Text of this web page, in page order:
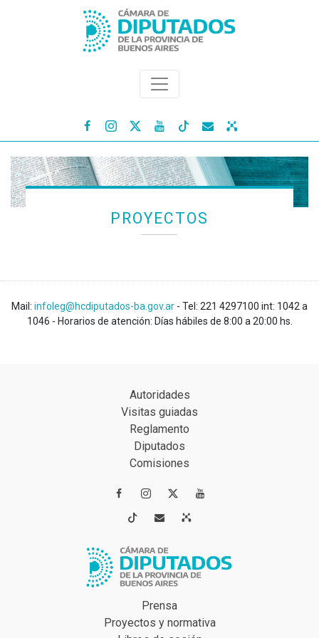
   
PROYECTOS
Mail: infoleg@hcdiputados-ba.gov.ar - Tel: 221 4297100 int: 1042 a
1046 - Horarios de atención: Días hábiles de 8:00 a 20:00 hs.
Autoridades
Visitas guiadas
Reglamento
Diputados
Comisiones
 
 
Prensa
Proyectos y normativa